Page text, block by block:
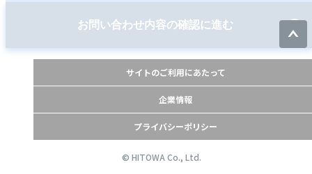
お問い合わせ内容の確認に進む
サイトのご利用にあたって
企業情報
プライバシーポリシー
© HITOWA Co., Ltd.